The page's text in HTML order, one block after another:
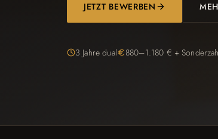
JETZT BEWERBEN
3 Jahre dual 880–1.180 € +